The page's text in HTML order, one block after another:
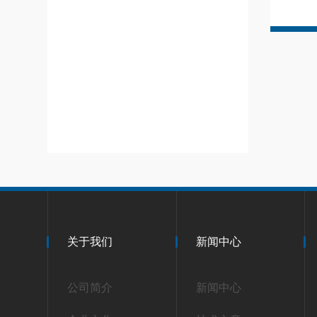
关于我们
公司简介
新闻中心
新闻中心